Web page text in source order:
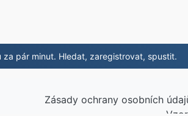
za pár minut. Hledat, zaregistrovat, spustit.
Zásady ochrany osobních